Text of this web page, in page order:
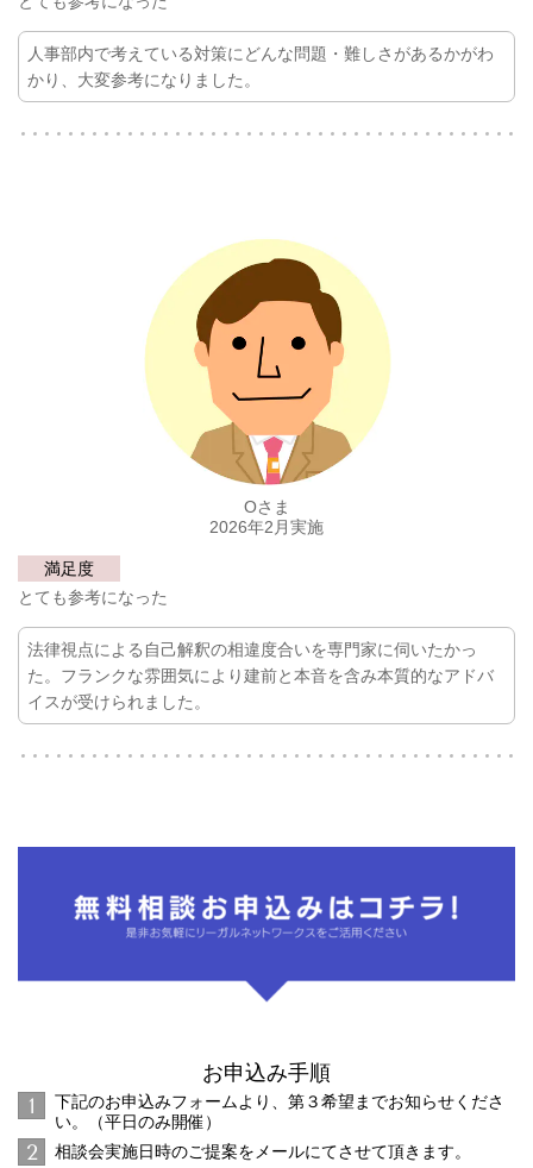
人事部内で考えている対策にどんな問題・難しさがあるかがわ
かり、大変参考になりました。
Oさま
2026年2月実施
満足度
とても参考になった
法律視点による自己解釈の相違度合いを専門家に伺いたかっ
た。 フランクな雰囲気により建前と本音を含み本質的なアドバ
イスが受けられました。
お申込み手順
1
下記のお申込みフォームより、第３希望までお知らせくださ
い。（平日のみ開催）
2 相談会実施日時のご提案をメールにてさせて頂きます。